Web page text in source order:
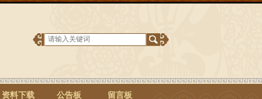
资料下载 公告板 留言板